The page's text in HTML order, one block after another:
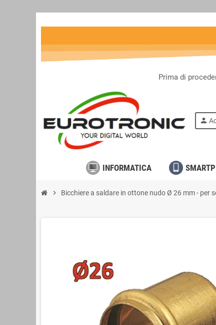
Prima di
person
INFORMATICA
chevron_right Bicchiere a saldare in ottone nudo Ø 26 mm - per